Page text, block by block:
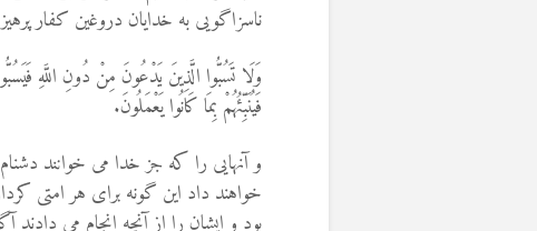
ناسزاگویی به خدایان دروغین کفار
وَلَا تَسُبُّوا الَّذِينَ يَدْعُونَ مِنْ دُونِ اللَّهِ
فَيُنَبِّئُهُمْ بِمَا كَانُوا يَعْمَلُونَ.
و آنهايى را كه جز خدا مى‏ خوانند
خواهند داد اين گونه براى هر امتى
بود و ايشان را از آنچه انجام مى‏